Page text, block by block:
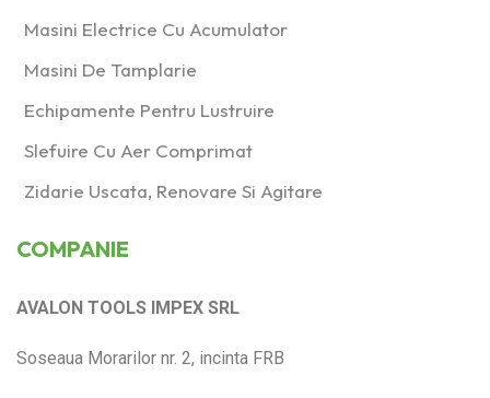
Masini Electrice Cu Acumulator
Masini De Tamplarie
Echipamente Pentru Lustruire
Slefuire Cu Aer Comprimat
Zidarie Uscata, Renovare Si Agitare
COMPANIE
AVALON TOOLS IMPEX SRL
Soseaua Morarilor nr. 2, incinta FRB